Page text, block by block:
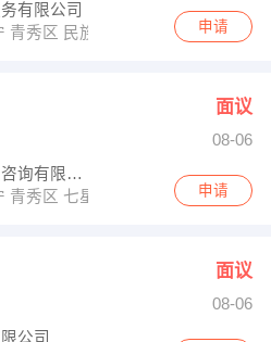
有限公司
青秀区 民族大道55号
申请
面议
08-06
东莞市赟途经济信息咨询有限公司南宁分公司
青秀区 七星路137号外经贸大厦
申请
面议
08-06
公司